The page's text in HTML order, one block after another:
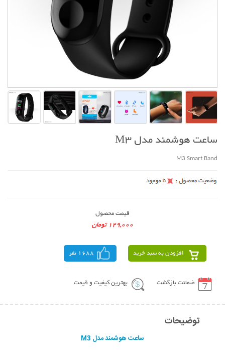
ساعت هوشمند مدل M3
M3 Smart Band
قیمت محصول
129,000 تومان
افزودن به سبد خرید 1688 نفر
ضمانت بازگشت بهترین کیفیت و قیمت
توضیحات
ساعت هوشمند مدل M3